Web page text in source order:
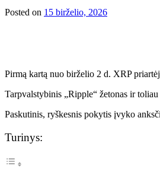
Posted on 15 birželio, 2026
Pirmą kartą nuo birželio 2 d. XRP
Tarpvalstybinis „Ripple“ žetonas ir
Paskutinis, ryškesnis pokytis įvyko
Turinys: